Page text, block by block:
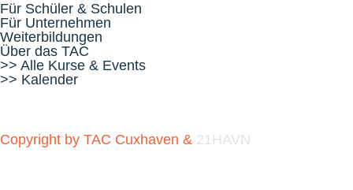
Für Schüler & Schulen
Für Unternehmen
Weiterbildungen
Über das TAC
>> Alle Kurse & Events
>> Kalender
Copyright by TAC Cuxhaven & 21HAVN